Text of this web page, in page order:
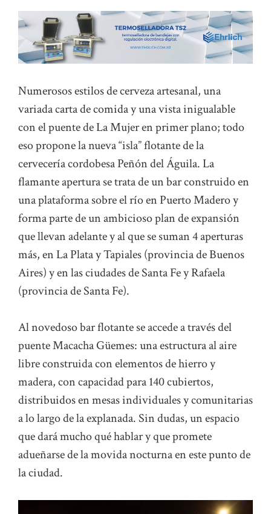
Numerosos estilos de cerveza artesanal, una
variada carta de comida y una vista inigualable
con el puente de La Mujer en primer plano; todo
eso propone la nueva “isla” flotante de la
cervecería cordobesa Peñón del Águila. La
flamante apertura se trata de un bar construido en
una plataforma sobre el río en Puerto Madero y
forma parte de un ambicioso plan de expansión
que llevan adelante y al que se suman 4 aperturas
más, en La Plata y Tapiales (provincia de Buenos
Aires) y en las ciudades de Santa Fe y Rafaela
(provincia de Santa Fe).
Al novedoso bar flotante se accede a través del
puente Macacha Güemes: una estructura al aire
libre construida con elementos de hierro y
madera, con capacidad para 140 cubiertos,
distribuidos en mesas individuales y comunitarias
a lo largo de la explanada. Sin dudas, un espacio
que dará mucho qué hablar y que promete
adueñarse de la movida nocturna en este punto de
la ciudad.